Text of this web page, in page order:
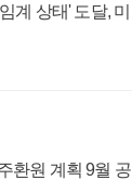
계 상태' 도달, 미
환원 계획 9월 공